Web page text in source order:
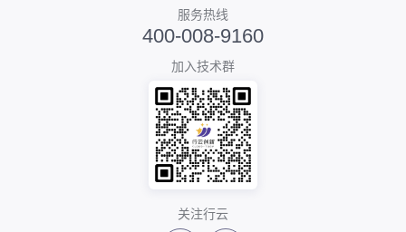
服务热线
400-008-9160
加入技术群
关注行云